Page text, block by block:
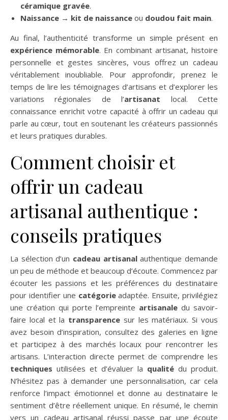
céramique gravée.
Naissance → kit de naissance ou doudou fait main.
Au final, l’authenticité transforme un simple présent en
expérience mémorable. En combinant artisanat, histoire
personnelle et gestes sincères, vous offrez un cadeau
véritablement inoubliable. Pour approfondir, prenez le
temps de lire les témoignages d’artisans et d’explorer les
variations régionales de l’artisanat local. Cette
connaissance enrichit votre capacité à offrir un cadeau qui
parle au cœur, tout en soutenant les créateurs passionnés
et leurs pratiques durables.
Comment choisir et
offrir un cadeau
artisanal authentique :
conseils pratiques
La sélection d’un cadeau artisanalauthentique demande
un peu de méthode et beaucoup d’écoute. Commencez par
écouter les passions et les préférences du destinataire
pour identifier une catégorieadaptée. Ensuite, privilégiez
une création qui porte l’empreinte artisanale du savoir-
faire local et la transparence sur les matériaux. Si vous
avez besoin d’inspiration, consultez des galeries en ligne
et participez à des marchés locaux pour rencontrer les
artisans. L’interaction directe permet de comprendre les
techniques utilisées et d’évaluer la qualité du produit.
N’hésitez pas à demander une personnalisation, car cela
renforce l’impact émotionnel et donne au destinataire le
sentiment d’être réellement unique. En résumé, le chemin
vers un cadeau artisanal réussi passe par une écoute